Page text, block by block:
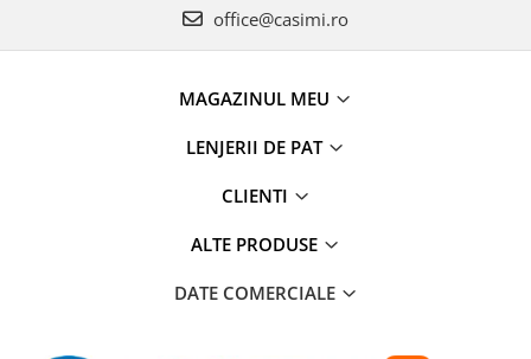
office@casimi.ro
MAGAZINUL MEU
LENJERII DE PAT
CLIENTI
ALTE PRODUSE
DATE COMERCIALE